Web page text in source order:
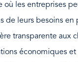
où les entreprises
de leurs besoins en
transparente aux
économiques